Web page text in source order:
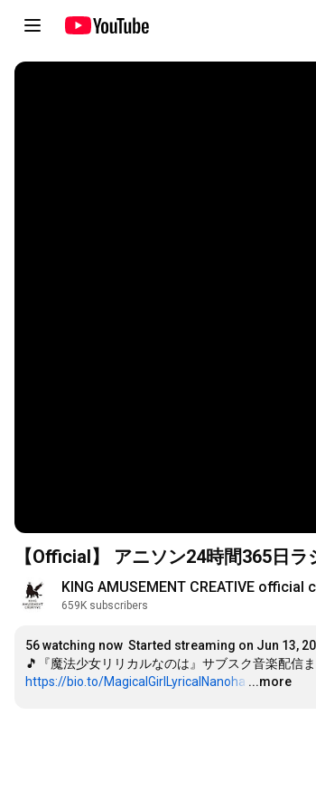
【Official】 アニソン24時間365日
KING AMUSEMENT CREATIVE official
659K subscribers
56 watching now Started streaming on Jun 13,
https://bio.to/MagicalGirlLyricalNanoha …
...more